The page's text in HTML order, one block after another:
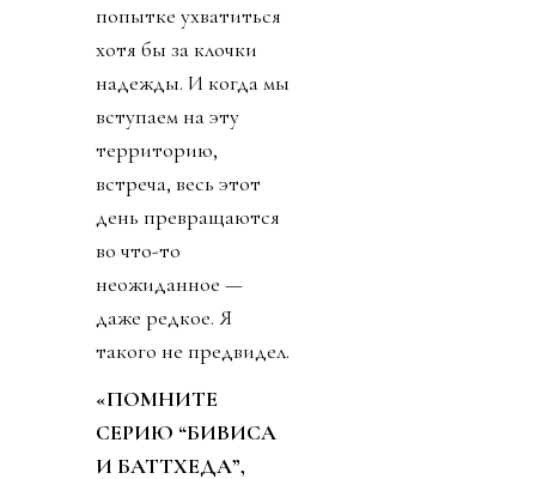
Питт готовит
закуски из
продуктов обычного
супермаркета —
выветривается,
встреча
возвращается к
положенному
сценарию. У него
выходит новый
фильм, и именно